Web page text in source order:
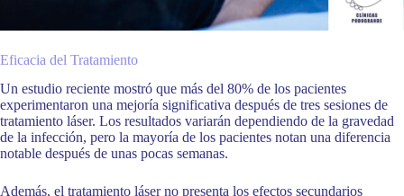
Eficacia del Tratamiento
Un estudio reciente mostró que más del 80% de los pacientes
experimentaron una mejoría significativa después de tres sesiones de
tratamiento láser. Los resultados variarán dependiendo de la gravedad
de la infección, pero la mayoría de los pacientes notan una diferencia
notable después de unas pocas semanas.
Además, el tratamiento láser no presenta los efectos secundarios